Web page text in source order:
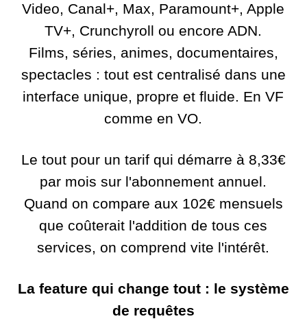
Video, Canal+, Max, Paramount+, Apple
TV+, Crunchyroll ou encore ADN.
Films, séries, animes, documentaires,
spectacles : tout est centralisé dans une
interface unique, propre et fluide. En VF
comme en VO.
Le tout pour un tarif qui démarre à 8,33€
par mois sur l'abonnement annuel.
Quand on compare aux 102€ mensuels
que coûterait l'addition de tous ces
services, on comprend vite l'intérêt.
La feature qui change tout : le système
de requêtes